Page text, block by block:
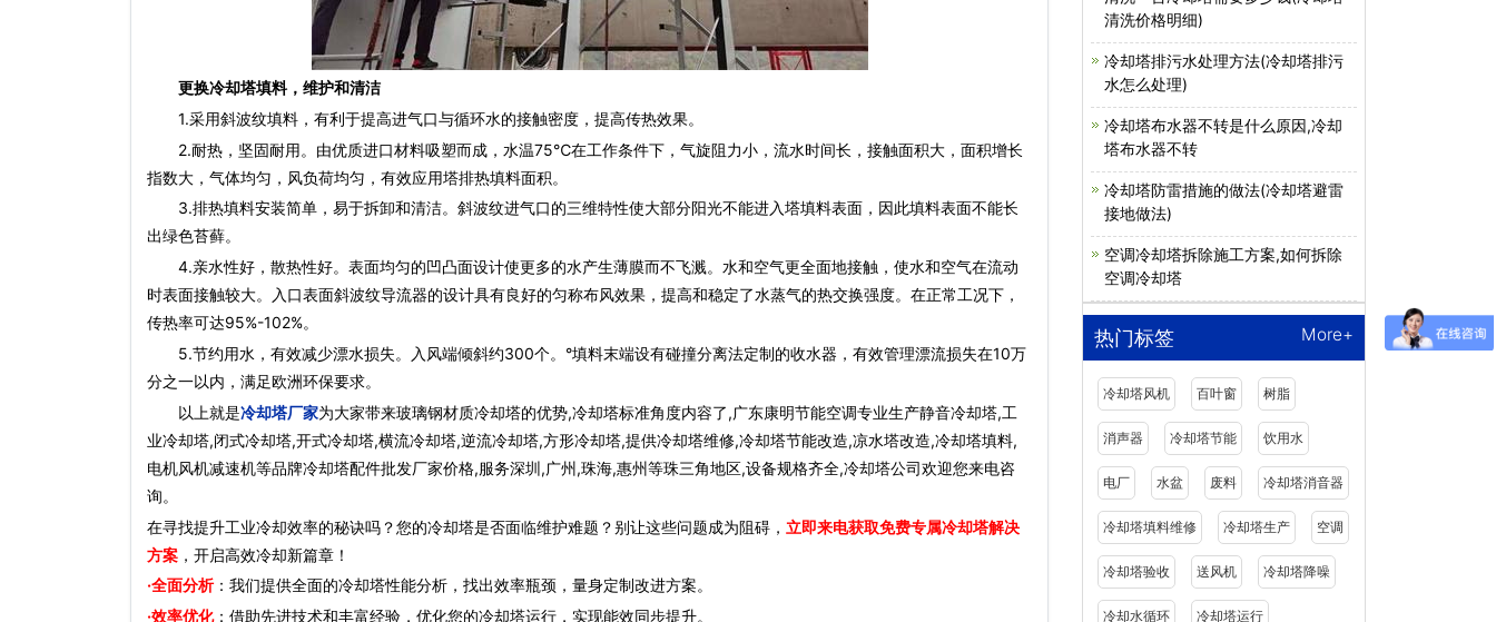
更换冷却塔填料，维护和清洁
1.采用斜波纹填料，有利于提高进气口与循环水的接触密度，提高传热效果。
2.耐热，坚固耐用。由优质进口材料吸塑而成，水温75℃在工作条件下，气旋阻力小，流水时间长，接触面积大，面积增长
指数大，气体均匀，风负荷均匀，有效应用塔排热填料面积。
3.排热填料安装简单，易于拆卸和清洁。斜波纹进气口的三维特性使大部分阳光不能进入塔填料表面，因此填料表面不能长
出绿色苔藓。
4.亲水性好，散热性好。表面均匀的凹凸面设计使更多的水产生薄膜而不飞溅。水和空气更全面地接触，使水和空气在流动
时表面接触较大。入口表面斜波纹导流器的设计具有良好的匀称布风效果，提高和稳定了水蒸气的热交换强度。在正常工况下，
传热率可达95%-102%。
5.节约用水，有效减少漂水损失。入风端倾斜约300个。°填料末端设有碰撞分离法定制的收水器，有效管理漂流损失在10万
分之一以内，满足欧洲环保要求。
以上就是冷却塔厂家为大家带来玻璃钢材质冷却塔的优势,冷却塔标准角度内容了,广东康明节能空调专业生产静音冷却塔,工
业冷却塔,闭式冷却塔,开式冷却塔,横流冷却塔,逆流冷却塔,方形冷却塔,提供冷却塔维修,冷却塔节能改造,凉水塔改造,冷却塔填料,
电机风机减速机等品牌冷却塔配件批发厂家价格,服务深圳,广州,珠海,惠州等珠三角地区,设备规格齐全,冷却塔公司欢迎您来电咨
询。
在寻找提升工业冷却效率的秘诀吗？您的冷却塔是否面临维护难题？别让这些问题成为阻碍， 立即来电获取免费专属冷却塔解决
方案 ，开启高效冷却新篇章！
·全面分析：我们提供全面的冷却塔性能分析，找出效率瓶颈，量身定制改进方案。
·效率优化：借助先进技术和丰富经验，优化您的冷却塔运行，实现能效同步提升。
清洗价格明细)
冷却塔排污水处理方法(冷却塔排污
水怎么处理)
冷却塔布水器不转是什么原因,冷却
塔布水器不转
冷却塔防雷措施的做法(冷却塔避雷
接地做法)
空调冷却塔拆除施工方案,如何拆除
空调冷却塔
热门标签 More+
冷却塔风机 百叶窗 树脂
消声器 冷却塔节能 饮用水
电厂 水盆 废料 冷却塔消音器
冷却塔填料维修 冷却塔生产 空调
冷却塔验收 送风机 冷却塔降噪
冷却水循环 冷却塔运行